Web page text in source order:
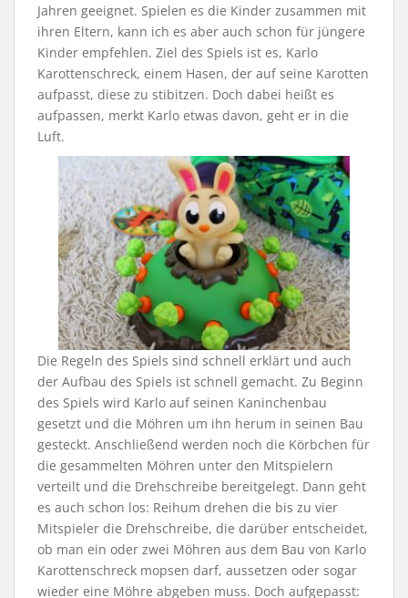
Jahren geeignet. Spielen es die Kinder zusammen mit
ihren Eltern, kann ich es aber auch schon für jüngere
Kinder empfehlen. Ziel des Spiels ist es, Karlo
Karottenschreck, einem Hasen, der auf seine Karotten
aufpasst, diese zu stibitzen. Doch dabei heißt es
aufpassen, merkt Karlo etwas davon, geht er in die
Luft.
Die Regeln des Spiels sind schnell erklärt und auch
der Aufbau des Spiels ist schnell gemacht. Zu Beginn
des Spiels wird Karlo auf seinen Kaninchenbau
gesetzt und die Möhren um ihn herum in seinen Bau
gesteckt. Anschließend werden noch die Körbchen für
die gesammelten Möhren unter den Mitspielern
verteilt und die Drehschreibe bereitgelegt. Dann geht
es auch schon los: Reihum drehen die bis zu vier
Mitspieler die Drehschreibe, die darüber entscheidet,
ob man ein oder zwei Möhren aus dem Bau von Karlo
Karottenschreck mopsen darf, aussetzen oder sogar
wieder eine Möhre abgeben muss. Doch aufgepasst: